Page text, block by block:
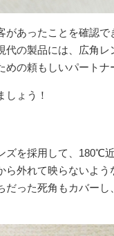
あったことを確認で
の製品には、広角レ
の頼もしいパートナ
ょう！
ズを採用して、180℃
外れて映らないよう
った死角もカバーし